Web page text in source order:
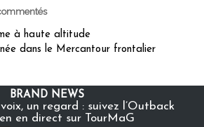
à haute altitude
dans le Mercantour frontalier
BRAND NEWS
un regard : suivez l’Outback
en direct sur TourMaG